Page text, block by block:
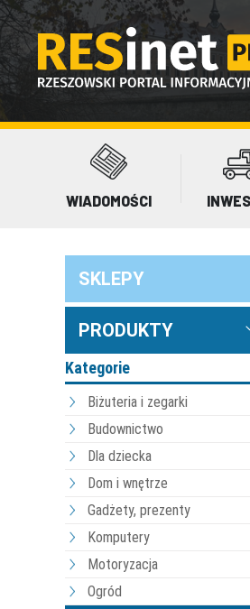
WIADOMOŚCI
SKLEPY
PRODUKTY
Kategorie
Biżuteria i zegarki
Budownictwo
Dla dziecka
Dom i wnętrze
Gadżety, prezenty
Komputery
Motoryzacja
Ogród